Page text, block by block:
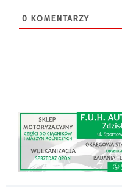
0 KOMENTARZY